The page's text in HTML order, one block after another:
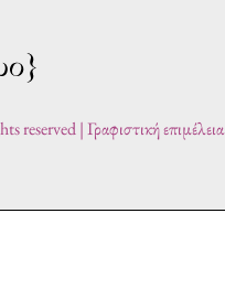
reserved | Γραφιστική